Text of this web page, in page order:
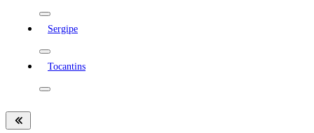
Sergipe
Tocantins